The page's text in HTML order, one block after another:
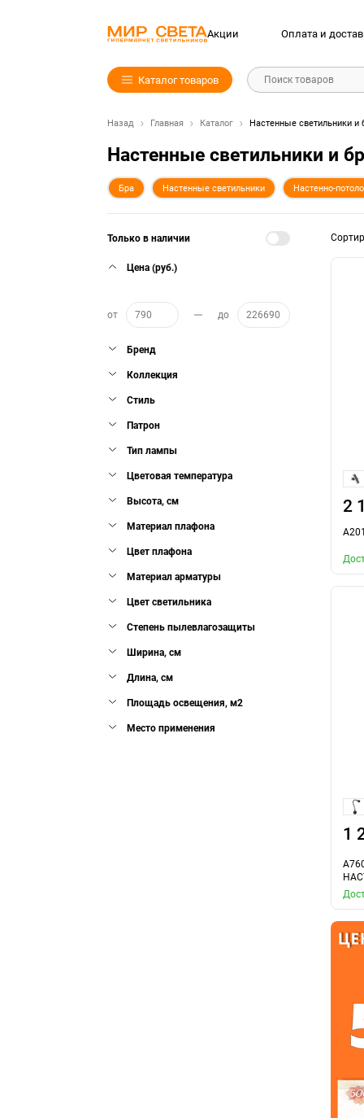
Акции Оплата и
Каталог товаров Поиск товаров
Назад Главная Каталог Настенные светильники и
Настенные светильники и
Бра Настенные светильники Настенно-
Только в наличии
Цена (руб.)
от до
Бренд
Коллекция
Стиль
Патрон
Тип лампы
Цветовая температура
Высота, см
Материал плафона
Цвет плафона
Материал арматуры
Цвет светильника
Степень пылевлагозащиты
Ширина, см
Длина, см
Площадь освещения, м2
Место применения
2
1